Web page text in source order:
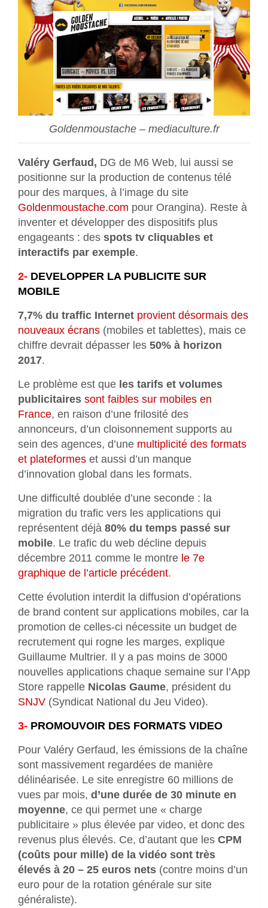
Goldenmoustache – mediaculture.fr
Valéry Gerfaud, DG de M6 Web, lui aussi se
positionne sur la production de contenus télé
pour des marques, à l’image du site
Goldenmoustache.com pour Orangina). Reste à
inventer et développer des dispositifs plus
engageants : des spots tv cliquables et
interactifs par exemple.
2- DEVELOPPER LA PUBLICITE SUR
MOBILE
7,7% du traffic Internet provient désormais des
nouveaux écrans (mobiles et tablettes), mais ce
chiffre devrait dépasser les 50% à horizon
2017.
Le problème est que les tarifs et volumes
publicitaires sont faibles sur mobiles en
France, en raison d’une frilosité des
annonceurs, d’un cloisonnement supports au
sein des agences, d’une multiplicité des formats
et plateformes et aussi d’un manque
d’innovation global dans les formats.
Une difficulté doublée d’une seconde : la
migration du trafic vers les applications qui
représentent déjà 80% du temps passé sur
mobile. Le trafic du web décline depuis
décembre 2011 comme le montre le 7e
graphique de l’article précédent.
Cette évolution interdit la diffusion d’opérations
de brand content sur applications mobiles, car la
promotion de celles-ci nécessite un budget de
recrutement qui rogne les marges, explique
Guillaume Multrier. Il y a pas moins de 3000
nouvelles applications chaque semaine sur l’App
Store rappelle Nicolas Gaume, président du
SNJV (Syndicat National du Jeu Video).
3- PROMOUVOIR DES FORMATS VIDEO
Pour Valéry Gerfaud, les émissions de la chaîne
sont massivement regardées de manière
délinéarisée. Le site enregistre 60 millions de
vues par mois, d’une durée de 30 minute en
moyenne, ce qui permet une « charge
publicitaire » plus élevée par video, et donc des
revenus plus élevés. Ce, d’autant que les CPM
(coûts pour mille) de la vidéo sont très
élevés à 20 – 25 euros nets (contre moins d’un
euro pour de la rotation générale sur site
généraliste).